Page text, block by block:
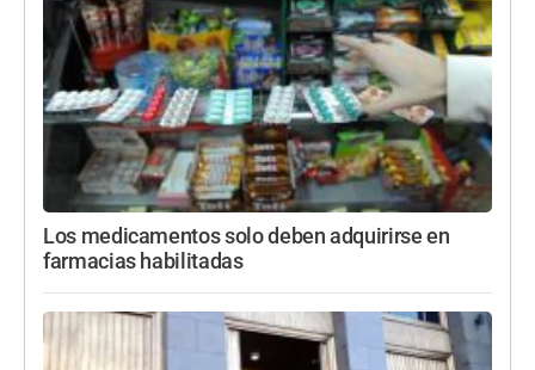
Los medicamentos solo deben adquirirse en
farmacias habilitadas